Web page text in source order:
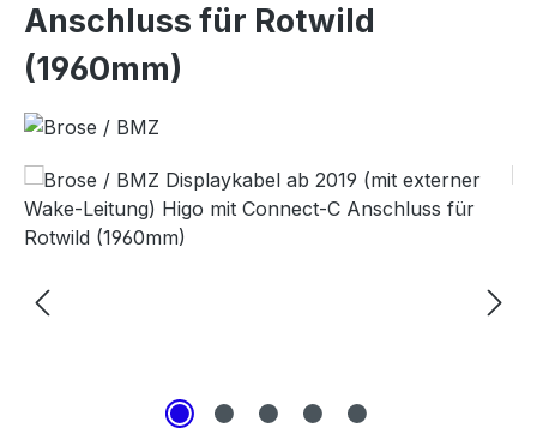
Anschluss für Rotwild
(1960mm)
Bildergalerie überspringen